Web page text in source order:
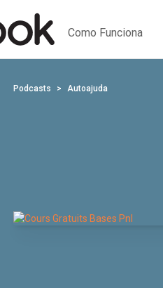
Como Funciona
Podcasts Autoajuda